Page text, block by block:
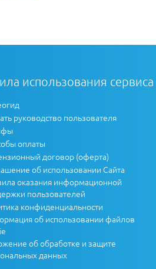
использования сервиса
руководство пользователя
оплаты
договор (оферта)
об использовании Сайта
оказания информационной
пользователей
конфиденциальности
об использовании файлов
об обработке и защите
данных